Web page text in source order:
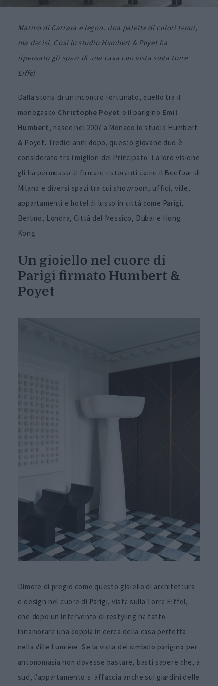
Marmo di Carrara e legno. Una palette di colori tenui,
ma decisi. Così lo studio Humbert & Poyet ha
ripensato gli spazi di una casa con vista sulla torre
Eiffel.
Dalla storia di un incontro fortunato, quello tra il
monegasco Christophe Poyet e il parigino Emil
Humbert, nasce nel 2007 a Monaco lo studio Humbert
& Poyet. Tredici anni dopo, questo giovane duo è
considerato tra i migliori del Principato. La loro visione
gli ha permesso di firmare ristoranti come il Beefbar di
Milano e diversi spazi tra cui showroom, uffici, ville,
appartamenti e hotel di lusso in città come Parigi,
Berlino, Londra, Città del Messico, Dubai e Hong
Kong.
Un gioiello nel cuore di
Parigi firmato Humbert &
Poyet
Dimore di pregio come questo gioiello di architettura
e design nel cuore di Parigi, vista sulla Torre Eiffel,
che dopo un intervento di restyling ha fatto
innamorare una coppia in cerca della casa perfetta
nella Ville Lumière. Se la vista del simbolo parigino per
antonomasia non dovesse bastare, basti sapere che, a
sud, l’appartamento si affaccia anche sui giardini delle